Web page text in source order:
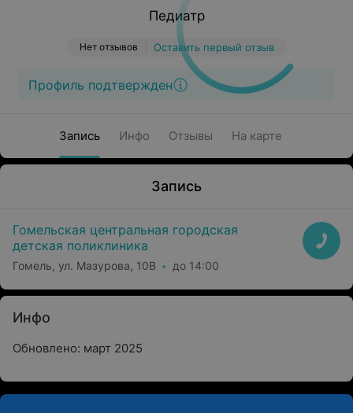
Педиатр
Нет отзывов Оставить первый отзыв
Профиль подтвержден
Запись Инфо Отзывы На карте
Запись
Гомельская центральная городская
детская поликлиника
Гомель, ул. Мазурова, 10В до 14:00
Инфо
Обновлено: март 2025